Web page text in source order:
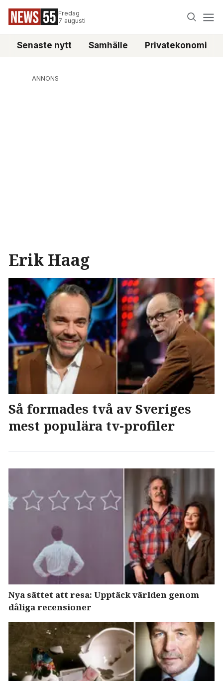
Fredag
7 augusti
Senaste nytt Samhälle Privatekonomi
ANNONS
Erik Haag
Så formades två av Sveriges
mest populära tv-profiler
Nya sättet att resa: Upptäck världen genom
dåliga recensioner